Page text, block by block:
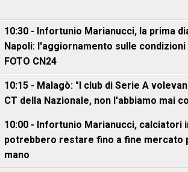
10:30 - Infortunio Marianucci, la prima
Napoli: l'aggiornamento sulle
FOTO CN24
10:15 - Malagò: "I club di Serie A
CT della Nazionale, non l'abbiamo mai
10:00 - Infortunio Marianucci, calciatori
potrebbero restare fino a fine mercato
mano